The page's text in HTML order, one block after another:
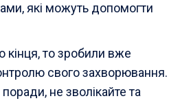
які можуть допомогти
то зробили вже
свого захворювання.
не зволікайте та